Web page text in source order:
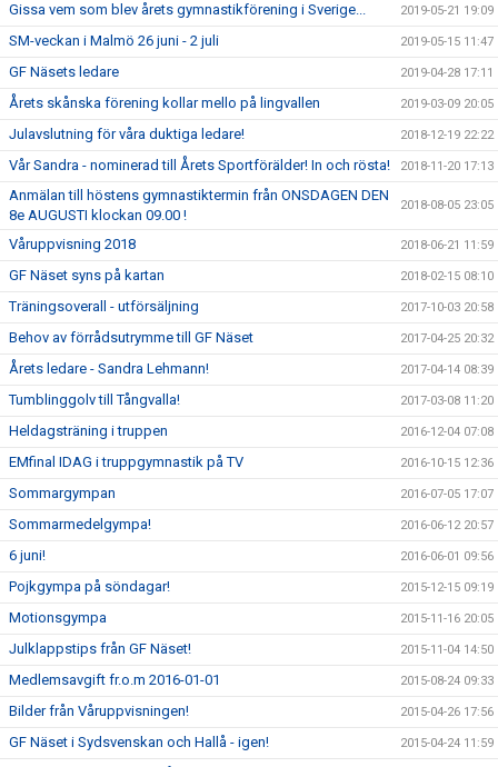
Gissa vem som blev årets gymnastikförening i Sverige... 2019-05-21 19:09
SM-veckan i Malmö 26 juni - 2 juli 2019-05-15 11:47
GF Näsets ledare 2019-04-28 17:11
Årets skånska förening kollar mello på lingvallen 2019-03-09 20:05
Julavslutning för våra duktiga ledare! 2018-12-19 22:22
Vår Sandra - nominerad till Årets Sportförälder! In och rösta! 2018-11-20 17:13
Anmälan till höstens gymnastiktermin från ONSDAGEN DEN
8e AUGUSTI klockan 09.00 !
2018-08-05 23:05
Våruppvisning 2018 2018-06-21 11:59
GF Näset syns på kartan 2018-02-15 08:10
Träningsoverall - utförsäljning 2017-10-03 20:58
Behov av förrådsutrymme till GF Näset 2017-04-25 20:32
Årets ledare - Sandra Lehmann! 2017-04-14 08:39
Tumblinggolv till Tångvalla! 2017-03-08 11:20
Heldagsträning i truppen 2016-12-04 07:08
EMfinal IDAG i truppgymnastik på TV 2016-10-15 12:36
Sommargympan 2016-07-05 17:07
Sommarmedelgympa! 2016-06-12 20:57
6 juni! 2016-06-01 09:56
Pojkgympa på söndagar! 2015-12-15 09:19
Motionsgympa 2015-11-16 20:05
Julklappstips från GF Näset! 2015-11-04 14:50
Medlemsavgift fr.o.m 2016-01-01 2015-08-24 09:33
Bilder från Våruppvisningen! 2015-04-26 17:56
GF Näset i Sydsvenskan och Hallå - igen! 2015-04-24 11:59